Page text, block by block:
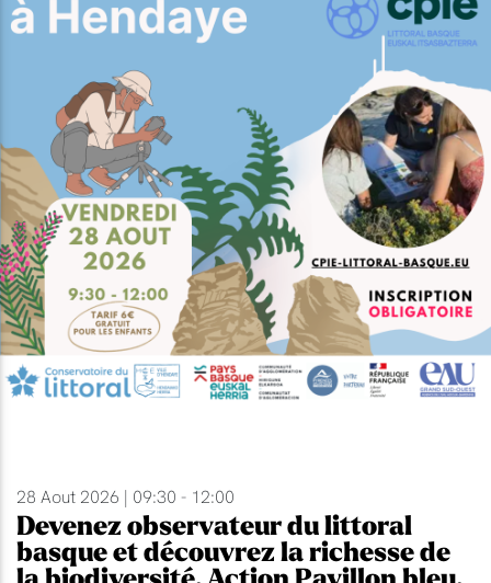
28 Aout 2026 | 09:30 - 12:00
Devenez observateur du littoral
basque et découvrez la richesse de